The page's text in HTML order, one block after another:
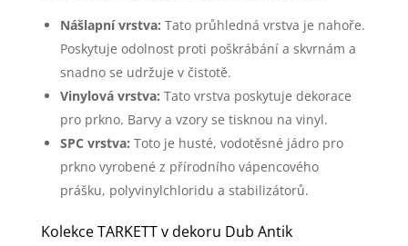
Nášlapní vrstva: Tato průhledná vrstva je nahoře.
Poskytuje odolnost proti poškrábání a skvrnám a
snadno se udržuje v čistotě.
Vinylová vrstva: Tato vrstva poskytuje dekorace
pro prkno. Barvy a vzory se tisknou na vinyl.
SPC vrstva: Toto je husté, vodotěsné jádro pro
prkno vyrobené z přírodního vápencového
prášku, polyvinylchloridu a stabilizátorů.
Kolekce TARKETT v dekoru Dub Antik